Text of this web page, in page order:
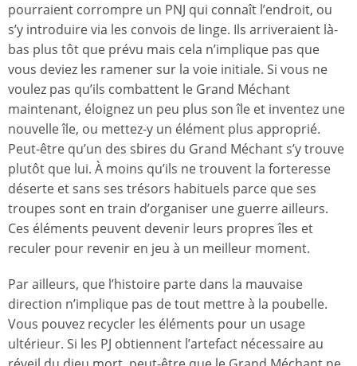
pourraient corrompre un PNJ qui connaît l’endroit, ou
s’y introduire via les convois de linge. Ils arriveraient là-
bas plus tôt que prévu mais cela n’implique pas que
vous deviez les ramener sur la voie initiale. Si vous ne
voulez pas qu’ils combattent le Grand Méchant
maintenant, éloignez un peu plus son île et inventez une
nouvelle île, ou mettez-y un élément plus approprié.
Peut-être qu’un des sbires du Grand Méchant s’y trouve
plutôt que lui. À moins qu’ils ne trouvent la forteresse
déserte et sans ses trésors habituels parce que ses
troupes sont en train d’organiser une guerre ailleurs.
Ces éléments peuvent devenir leurs propres îles et
reculer pour revenir en jeu à un meilleur moment.
Par ailleurs, que l’histoire parte dans la mauvaise
direction n’implique pas de tout mettre à la poubelle.
Vous pouvez recycler les éléments pour un usage
ultérieur. Si les PJ obtiennent l’artefact nécessaire au